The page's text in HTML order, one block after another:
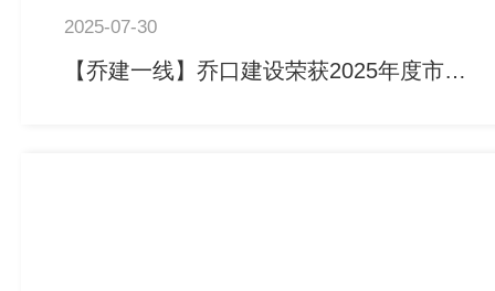
2025-07-30
【乔建一线】乔口建设荣获2025年度市政工程最高质量水平评价工程